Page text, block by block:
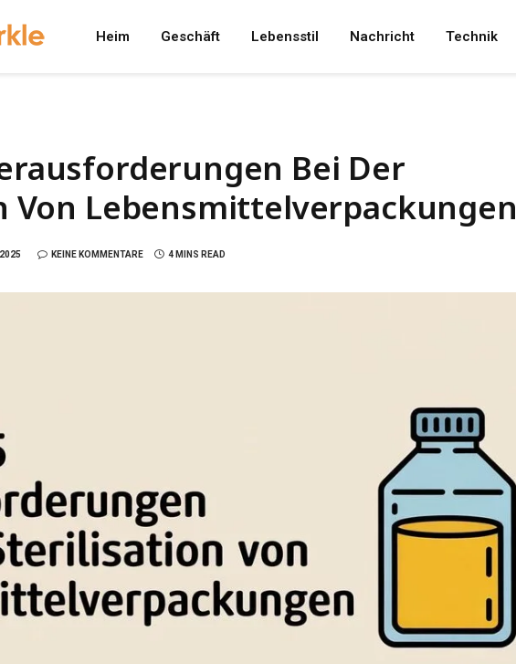
Heim Geschäft Lebensstil Nachricht Technik
Bei Der
Von Lebensmittelverpackungen
KEINE KOMMENTARE 4 MINS READ